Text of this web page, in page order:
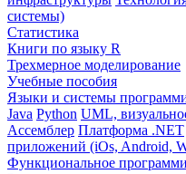
системы)
Статистика
Книги по языку R
Трехмерное моделирование
Учебные пособия
Языки и системы
Java Python UML,
Ассемблер Платформа .NET
приложений (iOs, Android,
Функциональное